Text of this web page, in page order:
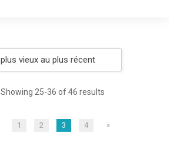
Showing 25-36 of 46 results
1 2 3 4 »